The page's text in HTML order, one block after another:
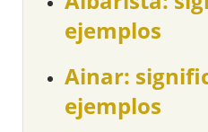
ejemplos
Ainar:
ejemplos